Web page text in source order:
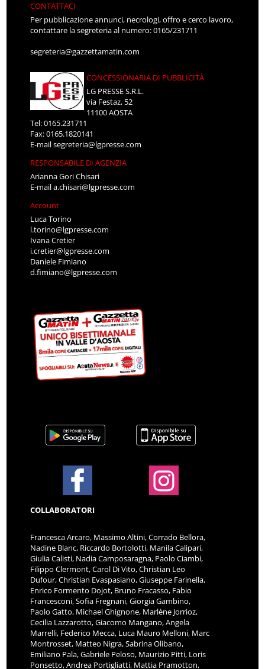
CONTATTACI
Per pubblicazione annunci, necrologi, offro e cerco lavoro,
contattare la segreteria al numero: 0165/231711
segreteria@gazzettamatin.com
CONCESSIONARIA DI PUBBLICITÀ
LG PRESSE S.R.L.
via Festaz, 52
11100 AOSTA
Tel: 0165.231711
Fax: 0165.1820141
E-mailsegreteria@lgpresse.com
RESPONSABILE DI AGENZIA
Arianna Gori Chisari
E-maila.chisari@lgpresse.com
Account
Luca Torino
l.torino@lgpresse.com
Ivana Cretier
i.cretier@lgpresse.com
Daniele Fimiano
d.fimiano@lgpresse.com
COLLABORATORI
Francesca Arcaro, Massimo Altini, Corrado Bellora,
Nadine Blanc, Riccardo Bortolotti, Manila Calipari,
Giulia Calisti, Nadia Camposaragna, Paolo Ciambi,
Filippo Clermont, Carol Di Vito, Christian Leo
Dufour, Christian Evaspasiano, Giuseppe Farinella,
Enrico Formento Dojot, Bruno Fracasso, Fabio
Francesconi, Sofia Fregnani, Giorgia Gambino,
Paolo Gatto, Michael Ghignone, Marlène Jorrioz,
Cecilia Lazzarotto, Giacomo Mangano, Angela
Marrelli, Federico Mecca, Luca Mauro Melloni, Marc
Montrosset, Matteo Nigra, Sabrina Olibano,
Emiliano Pala, Gabriele Peloso, Maurizio Pitti, Loris
Ponsetto, Andrea Portigliatti, Mattia Pramotton,